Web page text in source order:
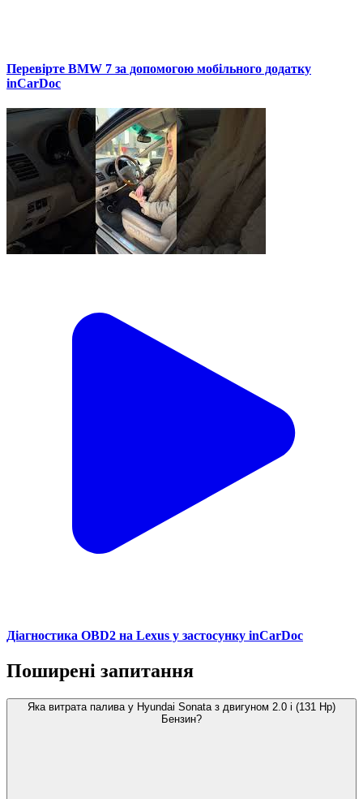
Перевірте BMW 7 за допомогою мобільного додатку
inCarDoc
Діагностика OBD2 на Lexus у застосунку inCarDoc
Поширені запитання
Яка витрата палива у Hyundai Sonata з двигуном 2.0 i (131 Hp)
Бензин?